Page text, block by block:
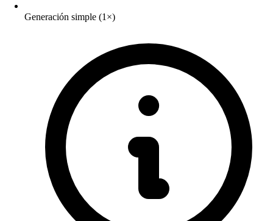
Generación simple (1×)